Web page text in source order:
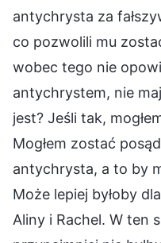
antychrysta za
co pozwolili mu
wobec tego nie
antychrystem, nie
jest? Jeśli tak,
Mogłem zostać
antychrysta, a to by
Może lepiej byłoby
Aliny i Rachel. W ten